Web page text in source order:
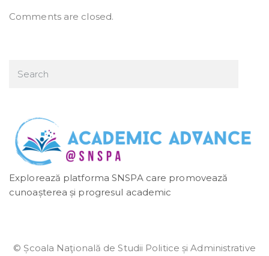
Comments are closed.
Explorează platforma SNSPA care promovează
cunoașterea și progresul academic
© Școala Naţională de Studii Politice și Administrative